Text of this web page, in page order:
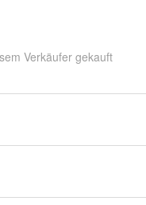
Verkäufer gekauft